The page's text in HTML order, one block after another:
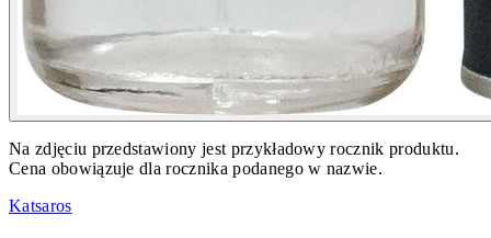
Na zdjęciu przedstawiony jest przykładowy rocznik produktu.
Cena obowiązuje dla rocznika podanego w nazwie.
Katsaros